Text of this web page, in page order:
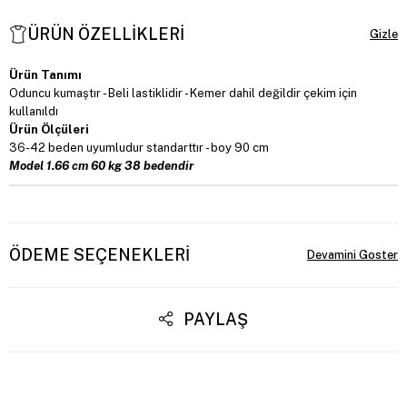
ÜRÜN ÖZELLIKLERI
Ürün Tanımı
Oduncu kumaştır - Beli lastiklidir - Kemer dahil değildir çekim için
kullanıldı
Ürün Ölçüleri
36-42 beden uyumludur standarttır - boy 90 cm
Model 1.66 cm 60 kg 38 bedendir
ÖDEME SEÇENEKLERI
PAYLAŞ